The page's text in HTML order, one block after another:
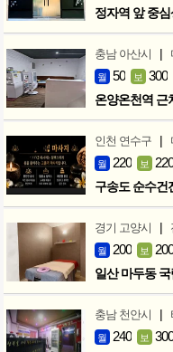
정자역 앞 중
충남 아산시 |
월 50 보 300
온양온천역 근
인천 연수구 |
월 220 보
구송도 순수건
경기 고양시 |
월 200 보
일산 마두동
충남 천안시 |
월 240 보